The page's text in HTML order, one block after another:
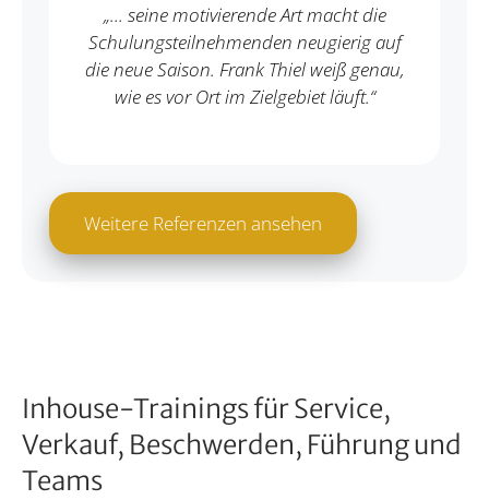
„… seine motivierende Art macht die
Schulungsteilnehmenden neugierig auf
die neue Saison. Frank Thiel weiß genau,
wie es vor Ort im Zielgebiet läuft.“
Weitere Referenzen ansehen
Inhouse-Trainings für Service,
Verkauf, Beschwerden, Führung und
Teams